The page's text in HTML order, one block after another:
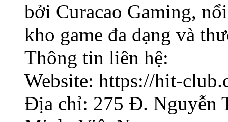
bởi Curacao Gaming,
kho game đa dạng và
Thông tin liên hệ:
Website: https://hit-
Địa chỉ: 275 Đ. Nguyễn